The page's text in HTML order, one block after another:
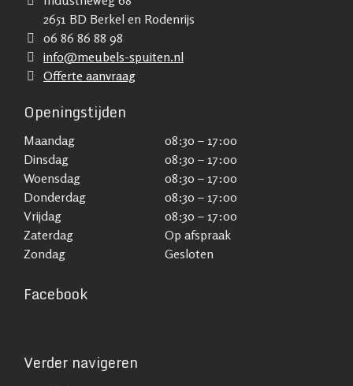
2651 BD Berkel en Rodenrijs
06 86 86 88 98
info@meubels-spuiten.nl
Offerte aanvraag
Openingstijden
Maandag
08:30 – 17:00
Dinsdag
08:30 – 17:00
Woensdag
08:30 – 17:00
Donderdag
08:30 – 17:00
Vrijdag
08:30 – 17:00
Zaterdag
Op afspraak
Zondag
Gesloten
Facebook
Verder navigeren